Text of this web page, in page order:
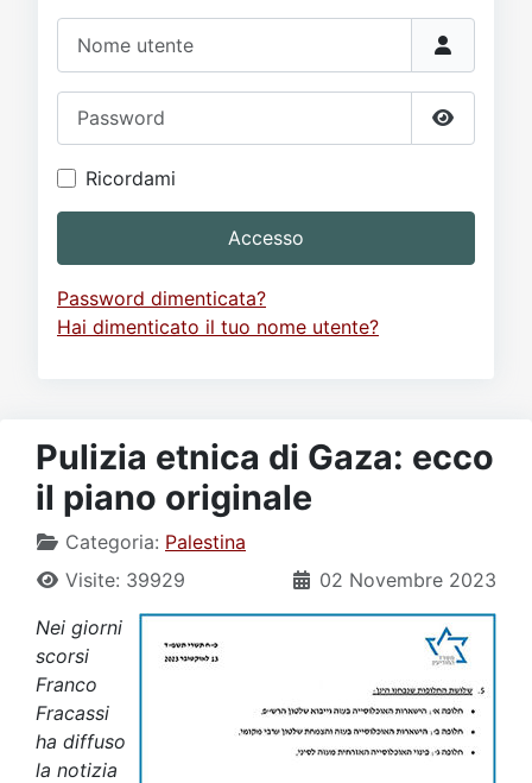
Forum
Mostra
Ricordami
Accesso
Password dimenticata?
Hai dimenticato il tuo nome utente?
Pulizia etnica di Gaza: ecco
il piano originale
Categoria: Palestina
02 Novembre 2023
Visite: 39929
Nei giorni
scorsi
Franco
Fracassi
ha diffuso
la notizia